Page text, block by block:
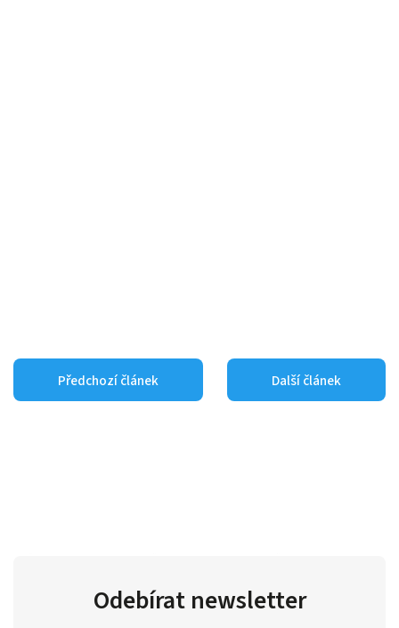
Předchozí článek Další článek
Odebírat newsletter